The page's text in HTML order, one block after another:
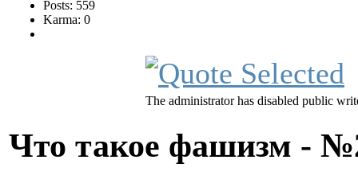
Posts: 559
Karma: 0
The administrator has disabled public
Что такое фашизм -